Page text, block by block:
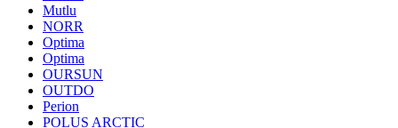
Mutlu
NORR
Optima
Optima
OURSUN
OUTDO
Perion
POLUS ARCTIC